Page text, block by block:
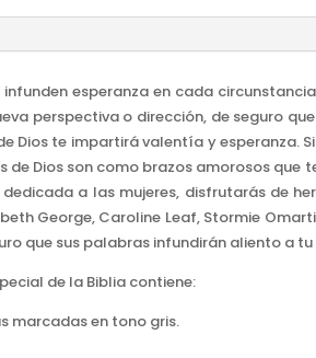
infunden esperanza en cada
perspectiva o dirección, de seguro
Dios te impartirá valentía y esperanza.
de Dios son como brazos amorosos que
a las mujeres, disfrutarás de
George, Caroline Leaf, Stormie
que sus palabras infundirán aliento a
de la Biblia contiene:
marcadas en tono gris.